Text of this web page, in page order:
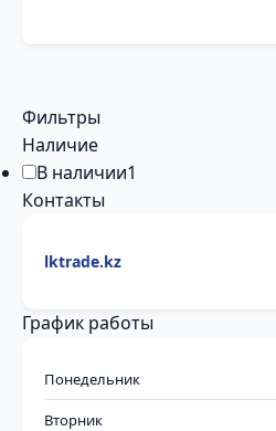
Фильтры
Наличие
В наличии1
Контакты
lktrade.kz
График работы
Понедельник
Вторник